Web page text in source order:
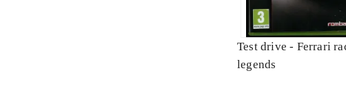
Test drive - Ferrari racing
legends